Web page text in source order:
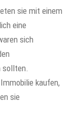
sie mit einem
eine
sich
kaufen,
sie